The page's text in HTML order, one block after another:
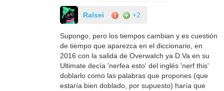
Ralsei +2
Supongo, pero los tiempos cambian y es cuestión
de tiempo que aparezca en el diccionario, en
2016 con la salida de Overwatch ya D.Va en su
Ultimate decía 'nerfea esto' del inglés 'nerf this'
doblarlo como las palabras que propones (que
estaría bien doblado, por supuesto) haría que